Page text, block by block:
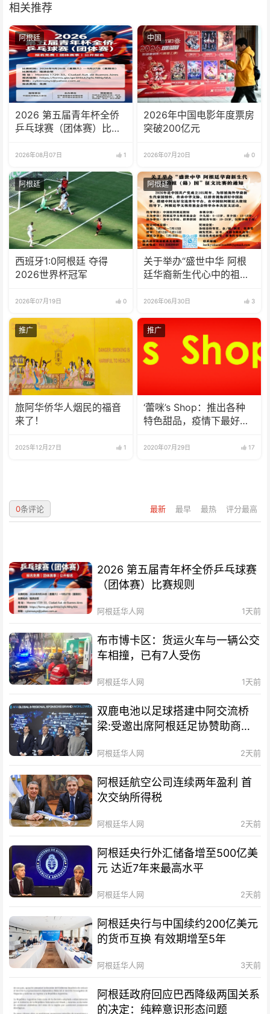
相关推荐
阿根廷
2026 第五届青年杯全侨
乒乓球赛（团体赛）比赛
2026年08月07日 1
中国
2026年中国电影年度票房
突破200亿元
2026年07月20日 0
阿根廷
西班牙1:0阿根廷 夺得
2026世界杯冠军
2026年07月19日 0
阿根廷
关于举办“盛世中华 阿根
廷华裔新生代心中的祖
2026年06月30日 3
推广
旅阿华侨华人烟民的福音
来了！
2025年12月27日 1
推广
‘蕾咪’s Shop：推出各种
特色甜品，疫情下最好的
2020年07月29日 17
最新 最早 最热 评分最高
0条评论
2026 第五届青年杯全侨乒乓球赛
（团体赛）比赛规则
阿根廷华人网 1天前
布市博卡区：货运火车与一辆公交
车相撞，已有7人受伤
阿根廷华人网 1天前
双鹿电池以足球搭建中阿交流桥
梁:受邀出席阿根廷足协赞助商招
阿根廷华人网 2天前
阿根廷航空公司连续两年盈利 首
次交纳所得税
阿根廷华人网 2天前
阿根廷央行外汇储备增至500亿美
元 达近7年来最高水平
阿根廷华人网 2天前
阿根廷央行与中国续约200亿美元
的货币互换 有效期增至5年
阿根廷华人网 3天前
阿根廷政府回应巴西降级两国关系
的决定：纯粹意识形态问题